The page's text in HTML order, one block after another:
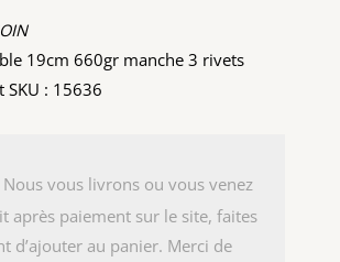
19cm 660gr manche 3 rivets
SKU : 15636
Nous vous livrons ou vous venez
après paiement sur le site, faites
d’ajouter au panier. Merci de